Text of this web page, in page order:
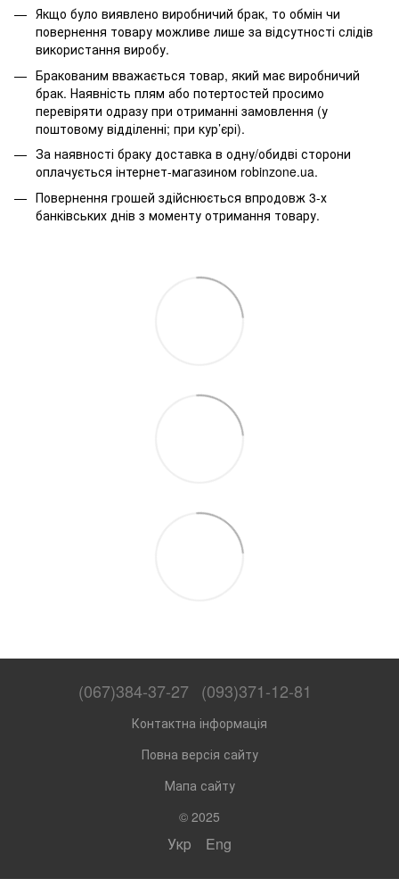
Якщо було виявлено виробничий брак, то обмін чи
повернення товару можливе лише за відсутності слідів
використання виробу.
Бракованим вважається товар, який має виробничий
брак. Наявність плям або потертостей просимо
перевіряти одразу при отриманні замовлення (у
поштовому відділенні; при кур’єрі).
За наявності браку доставка в одну/обидві сторони
оплачується інтернет-магазином robinzone.ua.
Повернення грошей здійснюється впродовж 3-х
банківських днів з моменту отримання товару.
(067)384-37-27 (093)371-12-81
Контактна інформація
Повна версія сайту
Мапа сайту
© 2025
Укр Eng